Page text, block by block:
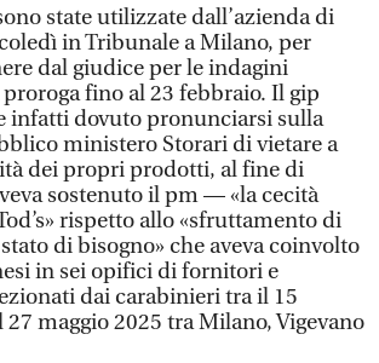
state utilizzate dall’azienda di
in Tribunale a Milano, per
dal giudice per le indagini
fino al 23 febbraio. Il gip
infatti dovuto pronunciarsi sulla
ministero Storari di vietare a
dei propri prodotti, al fine di
sostenuto il pm — «la cecità
rispetto allo «sfruttamento di
di bisogno» che aveva coinvolto
in sei opifici di fornitori e
dai carabinieri tra il 15
maggio 2025 tra Milano, Vigevano